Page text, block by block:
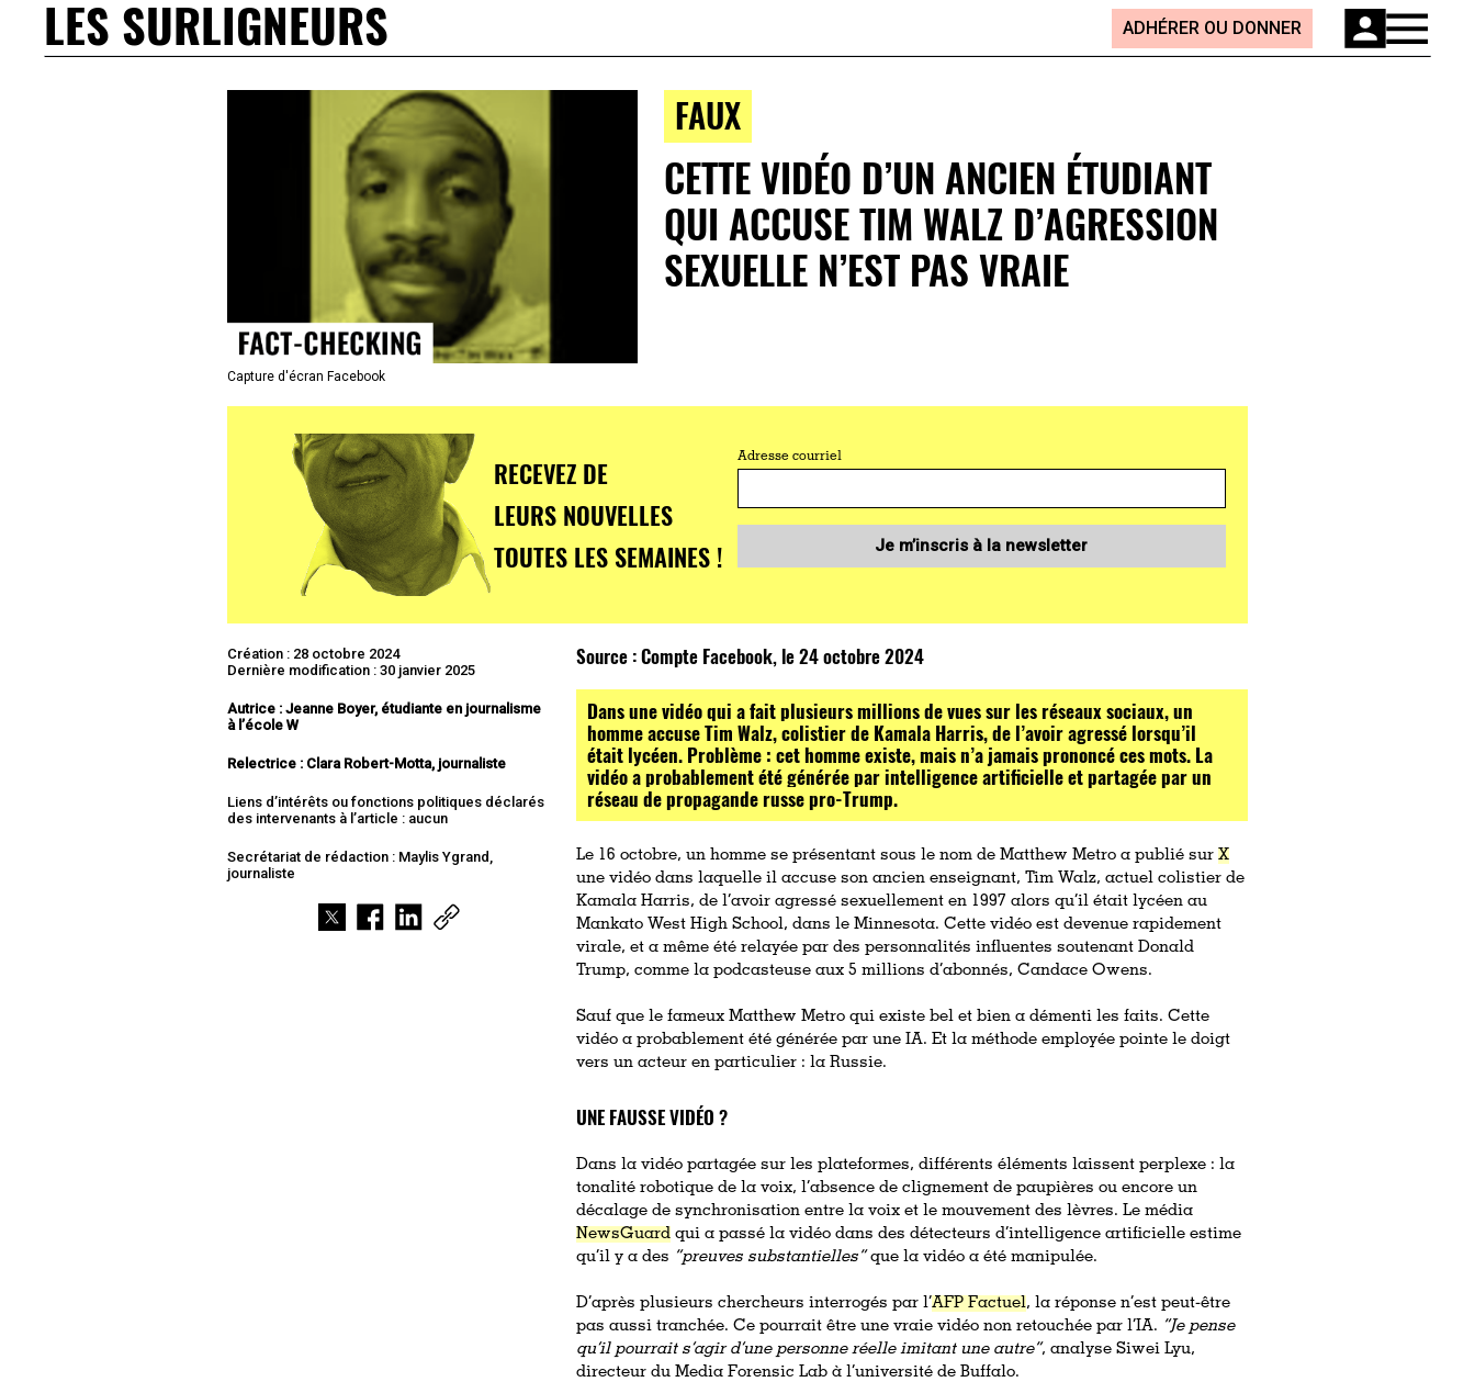
LES SURLIGNEURS ADHÉRER OU DONNER
Capture d'écran Facebook
FAUX
CETTE VIDÉO D’UN ANCIEN ÉTUDIANT
QUI ACCUSE TIM WALZ D’AGRESSION
SEXUELLE N’EST PAS VRAIE
RECEVEZ DE
LEURS NOUVELLES
TOUTES LES SEMAINES !
Adresse courriel
Je m’inscris à la newsletter
Création : 28 octobre 2024
Dernière modification : 30 janvier 2025
Autrice : Jeanne Boyer, étudiante en journalisme
à l’école W
Relectrice : Clara Robert-Motta, journaliste
Liens d’intérêts ou fonctions politiques déclarés
des intervenants à l’article : aucun
Secrétariat de rédaction : Maylis Ygrand,
journaliste
Source :Compte Facebook, le 24 octobre 2024
Dans une vidéo qui a fait plusieurs millions de vues sur les réseaux sociaux, un
homme accuse Tim Walz, colistier de Kamala Harris, de l’avoir agressé lorsqu’il
était lycéen. Problème : cet homme existe, mais n’a jamais prononcé ces mots. La
vidéo a probablement été générée par intelligence artificielle et partagée par un
réseau de propagande russe pro-Trump.
Le 16 octobre, un homme se présentant sous le nom de Matthew Metro a publié surX
une vidéo dans laquelle il accuse son ancien enseignant, Tim Walz, actuel colistier de
Kamala Harris, de l’avoir agressé sexuellement en 1997 alors qu’il était lycéen au
Mankato West High School, dans le Minnesota. Cette vidéo est devenue rapidement
virale, et a même été relayée par des personnalités influentes soutenant Donald
Trump, comme la podcasteuse aux 5 millions d’abonnés, Candace Owens.
Sauf que le fameux Matthew Metro qui existe bel et bien a démenti les faits. Cette
vidéo a probablement été générée par une IA. Et la méthode employée pointe le doigt
vers un acteur en particulier : la Russie.
UNE FAUSSE VIDÉO ?
Dans la vidéo partagée sur les plateformes, différents éléments laissent perplexe : la
tonalité robotique de la voix, l’absence de clignement de paupières ou encore un
décalage de synchronisation entre la voix et le mouvement des lèvres. Le média
NewsGuard qui a passé la vidéo dans des détecteurs d’intelligence artificielle estime
qu’il y a des “preuves substantielles”que la vidéo a été manipulée.
D’après plusieurs chercheurs interrogés par l’AFP Factuel, la réponse n’est peut-être
pas aussi tranchée. Ce pourrait être une vraie vidéo non retouchée par l’IA. “Je pense
qu’il pourrait s’agir d’une personne réelle imitant une autre”, analyse Siwei Lyu,
directeur du Media Forensic Lab à l’université de Buffalo.